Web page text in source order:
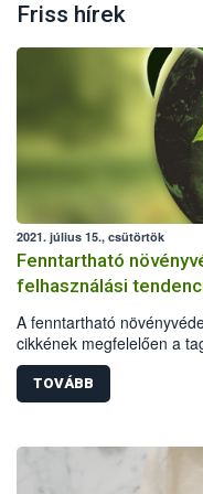
Friss hírek
2021. július 15., csütörtök
Fenntartható
felhasználási
A fenntartható
cikkének megfelelően a
növényvédő szerekre
prioritást élvező
fenntartható
tendenciákat és
TOVÁBB